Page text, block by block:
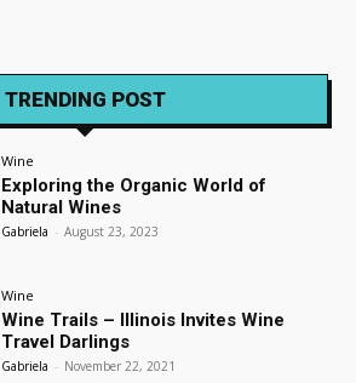
TRENDING POST
Wine
Exploring the Organic World of
Natural Wines
Gabriela - August 23, 2023
Wine
Wine Trails – Illinois Invites Wine
Travel Darlings
Gabriela - November 22, 2021